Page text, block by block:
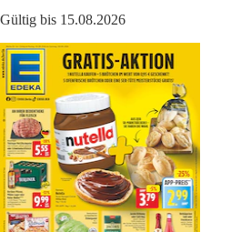
Gültig bis 15.08.2026